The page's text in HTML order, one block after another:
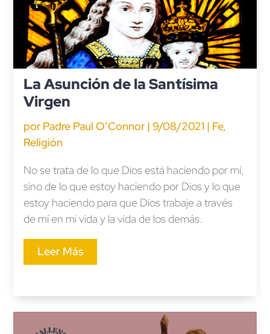
La Asunción de la Santísima
Virgen
por Padre Paul O’Connor| 9/08/2021| Fe,
Religión
No se trata de lo que Dios está haciendo por mí,
sino de lo que estoy haciendo por Dios y lo que
estoy haciendo para que Dios trabaje a través
de mí en mi vida y la vida de los demás.
Leer Más